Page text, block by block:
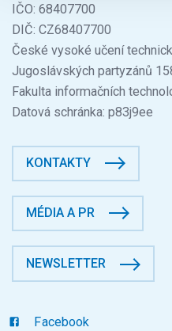
IČO: 68407700
DIČ: CZ68407700
České vysoké učení
Jugoslávských partyzánů
Fakulta informačních
Datová schránka: p83j9ee
KONTAKTY
MÉDIA A PR
NEWSLETTER
Facebook